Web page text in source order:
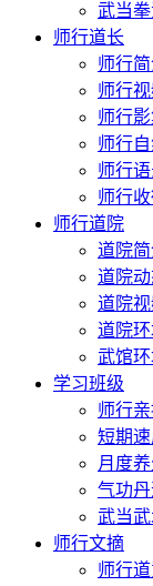
武当
师行道长
师行
师行
师行
师行
师行
师行
师行道院
道院
道院
道院
道院
武馆
学习班级
师行
短期
月度
气功
武当
师行文摘
师行